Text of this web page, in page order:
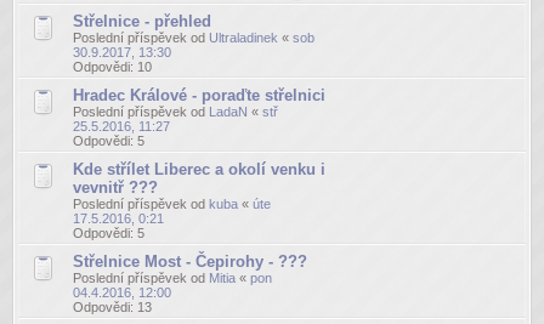
Střelnice - přehled
Poslední příspěvek od Ultraladinek « sob
30.9.2017, 13:30
Odpovědi: 10
Hradec Králové - poraďte střelnici
Poslední příspěvek od LadaN « stř
25.5.2016, 11:27
Odpovědi: 5
Kde střílet Liberec a okolí venku i
vevnitř ???
Poslední příspěvek od kuba « úte
17.5.2016, 0:21
Odpovědi: 5
Střelnice Most - Čepirohy - ???
Poslední příspěvek od Mitia « pon
04.4.2016, 12:00
Odpovědi: 13